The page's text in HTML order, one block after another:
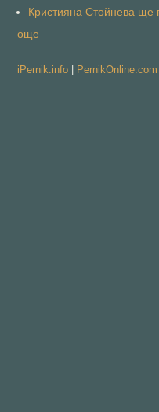
Кристияна Стойнева ще
още
iPernik.info PernikOnline.com